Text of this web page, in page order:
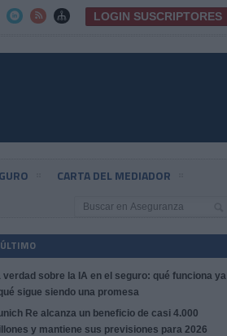
   LOGIN SUSCRIPTORES
CARTA DEL MEDIADOR
verdad sobre la IA en el seguro: qué funciona ya
sigue siendo una promesa
Re alcanza un beneficio de casi 4.000
y mantiene sus previsiones para 2026